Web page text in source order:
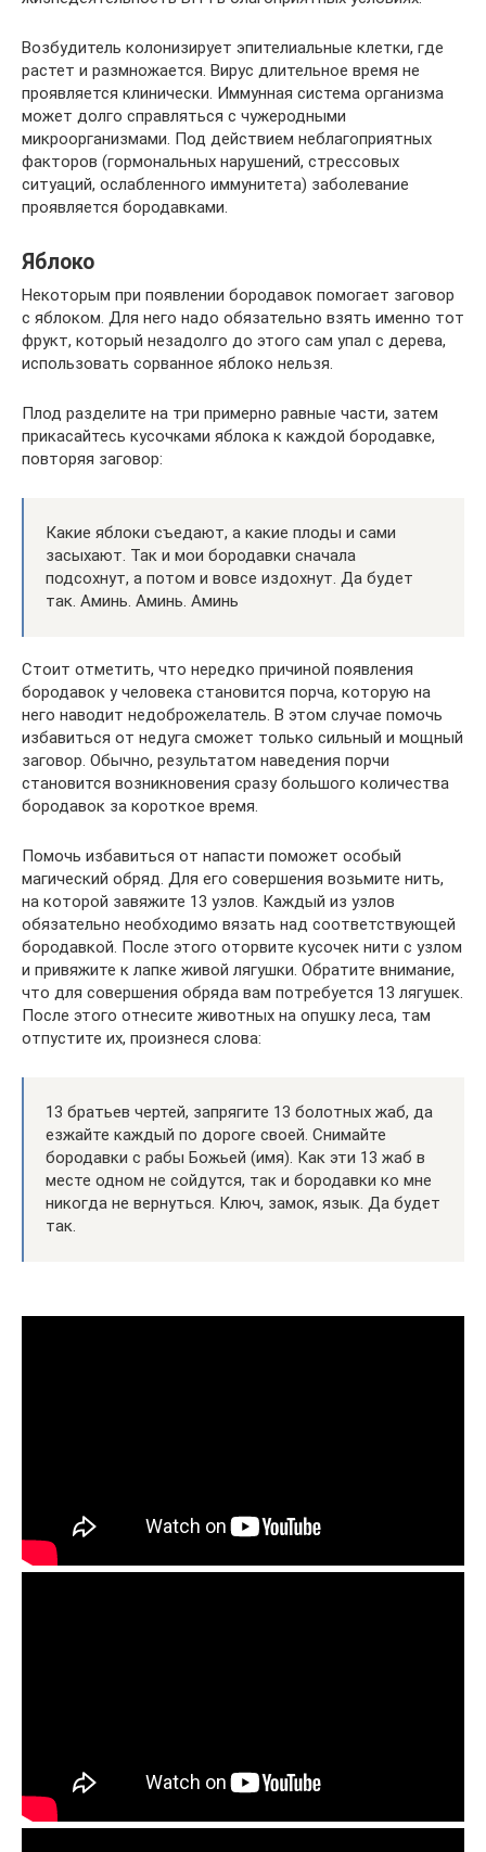
Возбудитель колонизирует эпителиальные клетки, где
растет и размножается. Вирус длительное время не
проявляется клинически. Иммунная система организма
может долго справляться с чужеродными
микроорганизмами. Под действием неблагоприятных
факторов (гормональных нарушений, стрессовых
ситуаций, ослабленного иммунитета) заболевание
проявляется бородавками.
Яблоко
Некоторым при появлении бородавок помогает заговор
с яблоком. Для него надо обязательно взять именно тот
фрукт, который незадолго до этого сам упал с дерева,
использовать сорванное яблоко нельзя.
Плод разделите на три примерно равные части, затем
прикасайтесь кусочками яблока к каждой бородавке,
повторяя заговор:
Какие яблоки съедают, а какие плоды и сами
засыхают. Так и мои бородавки сначала
подсохнут, а потом и вовсе издохнут. Да будет
так. Аминь. Аминь. Аминь
Стоит отметить, что нередко причиной появления
бородавок у человека становится порча, которую на
него наводит недоброжелатель. В этом случае помочь
избавиться от недуга сможет только сильный и мощный
заговор. Обычно, результатом наведения порчи
становится возникновения сразу большого количества
бородавок за короткое время.
Помочь избавиться от напасти поможет особый
магический обряд. Для его совершения возьмите нить,
на которой завяжите 13 узлов. Каждый из узлов
обязательно необходимо вязать над соответствующей
бородавкой. После этого оторвите кусочек нити с узлом
и привяжите к лапке живой лягушки. Обратите внимание,
что для совершения обряда вам потребуется 13 лягушек.
После этого отнесите животных на опушку леса, там
отпустите их, произнеся слова:
13 братьев чертей, запрягите 13 болотных жаб, да
езжайте каждый по дороге своей. Снимайте
бородавки с рабы Божьей (имя). Как эти 13 жаб в
месте одном не сойдутся, так и бородавки ко мне
никогда не вернуться. Ключ, замок, язык. Да будет
так.